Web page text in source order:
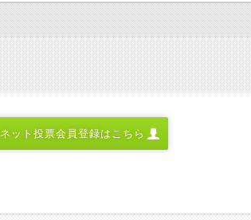
ネット投票会員登録はこちら